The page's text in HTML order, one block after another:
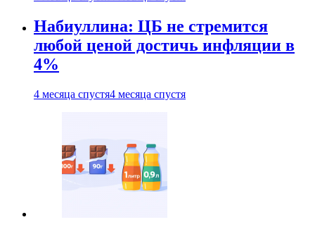
Набиуллина: ЦБ не стремится
любой ценой достичь инфляции в
4%
4 месяца спустя4 месяца спустя